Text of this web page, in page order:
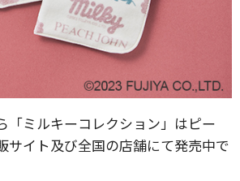
「ミルキーコレクション」はピー
サイト及び全国の店舗にて発売中で